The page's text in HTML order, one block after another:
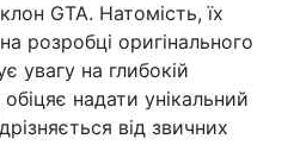
GTA. Натомість, їх
розробці оригінального
увагу на глибокій
надати унікальний
від звичних